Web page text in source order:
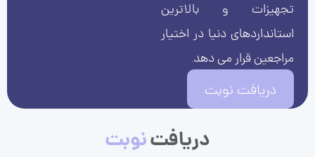
تجهیزات و بالاترین
استانداردهای دنیا در اختیار
مراجعین قرار می دهد.
دریافت نوبت
دریافتنوبت